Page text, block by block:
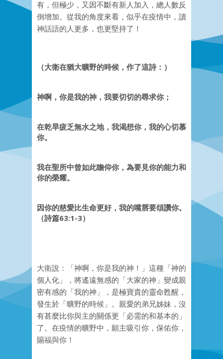
有，但極少，又因不斷有新人加入，總人數反
倒增加。從我的角度來看，似乎在疫情中，讀
神話語的人更多，也更堅持了！
（大衛在猶大曠野的時候，作了這詩：）
神啊，你是我的神，我要切切的尋求你；
在乾旱疲乏無水之地，我渴想你，我的心切慕
你。
我在聖所中曾如此瞻仰你，為要見你的能力和
你的榮耀。
因你的慈愛比生命更好，我的嘴唇要頌讚你。
（詩篇63:1-3）
大衛說：「神啊，你是我的神！」這種「神的
個人化」，將遙遠無感的「大家的神」變成親
密有感的「我的神」，是極寶貴的靈命甦醒，
發生於「曠野的時候」。親愛的弟兄姊妹，沒
有甚麼比你與主的關係更「必需的和基本的」
了。在疫情的曠野中，願主吸引你，保佑你，
賜福與你！